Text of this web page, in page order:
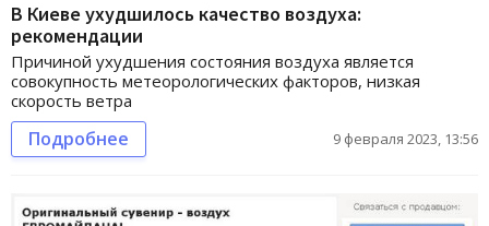
В Киеве ухудшилось качество воздуха:
рекомендации
Причиной ухудшения состояния воздуха является
совокупность метеорологических факторов, низкая
скорость ветра
Подробнее 9 февраля 2023, 13:56